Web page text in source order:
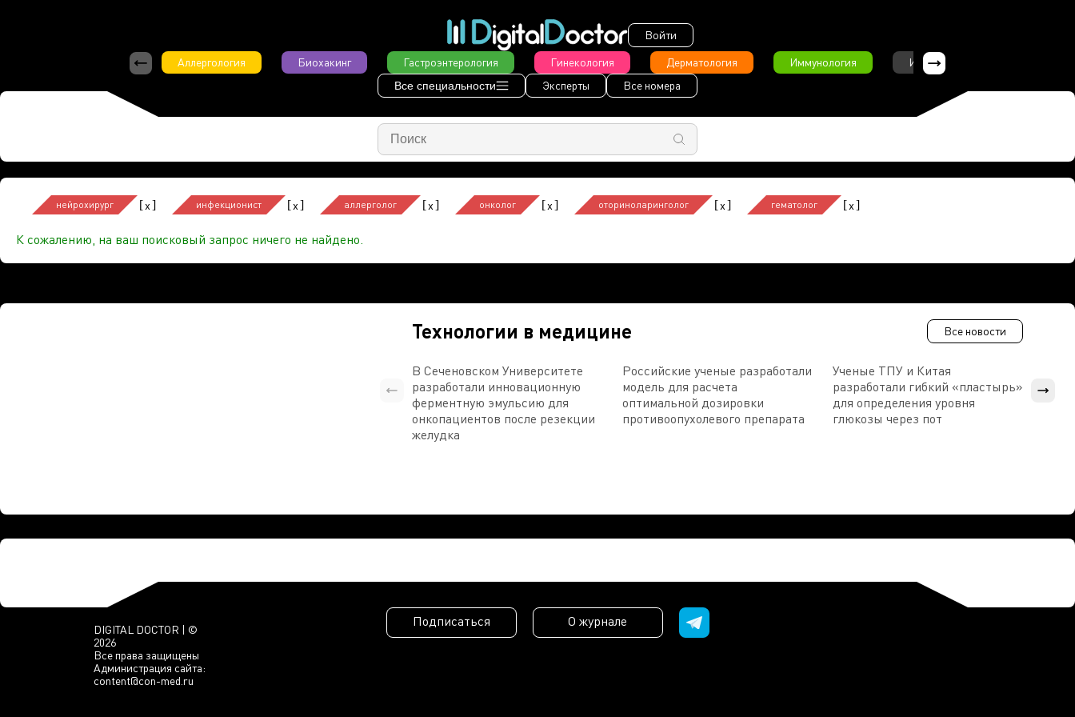
Войти
Аллергология
Биохакинг Гастроэнтерология Гинекология Дерматология Иммунология Интервью
Все специальности Эксперты Все номера
нейрохирург [x] инфекционист [x] аллерголог [x] онколог [x] оториноларинголог [x] гематолог [x]
К сожалению, на ваш поисковый запрос ничего не найдено.
Технологии в медицине Все новости
В Сеченовском Университете
разработали инновационную
ферментную эмульсию для
онкопациентов после резекции
желудка
Российские ученые разработали
модель для расчета
оптимальной дозировки
противоопухолевого препарата
Ученые ТПУ и Китая
разработали гибкий «пластырь»
для определения уровня
глюкозы через пот
DIGITAL DOCTOR | ©
2026
Все права защищены
Администрация сайта:
content@con-med.ru
Подписаться О журнале